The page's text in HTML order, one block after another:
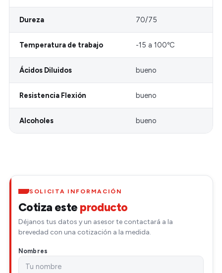
Dureza 70/75
Temperatura de trabajo -15 a 100ºC
Ácidos Diluidos bueno
Resistencia Flexión bueno
Alcoholes bueno
SOLICITA INFORMACIÓN
Cotiza este producto
Déjanos tus datos y un asesor te contactará a la
brevedad con una cotización a la medida.
Nombres